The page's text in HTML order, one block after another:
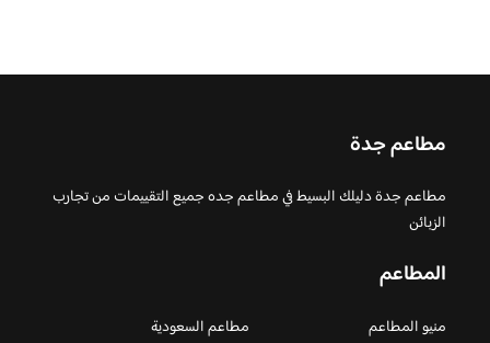
مطاعم جدة
مطاعم جدة دليلك البسيط في مطاعم جده جميع التقييمات من تجارب
الزبائن
المطاعم
منيو المطاعم
مطاعم السعودية